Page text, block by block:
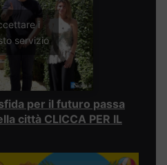
i
servizio
per il futuro passa
città CLICCA PER IL